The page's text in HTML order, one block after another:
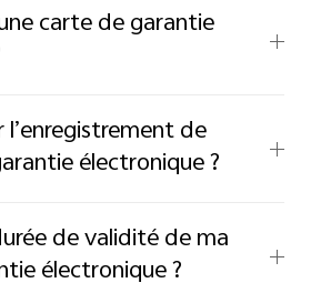
carte de garantie
l’enregistrement de
électronique ?
de validité de ma
électronique ?